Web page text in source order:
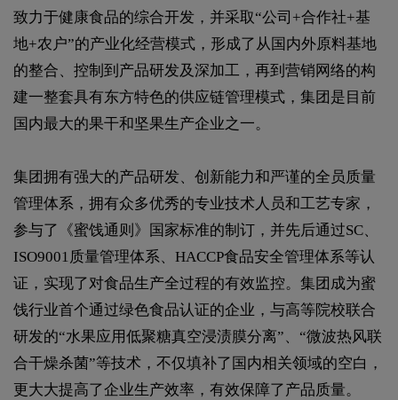
致力于健康食品的综合开发，并采取“公司+合作社+基
地+农户”的产业化经营模式，形成了从国内外原料基地
的整合、控制到产品研发及深加工，再到营销网络的构
建一整套具有东方特色的供应链管理模式，集团是目前
国内最大的果干和坚果生产企业之一。
集团拥有强大的产品研发、创新能力和严谨的全员质量
管理体系，拥有众多优秀的专业技术人员和工艺专家，
参与了《蜜饯通则》国家标准的制订，并先后通过SC、
ISO9001质量管理体系、HACCP食品安全管理体系等认
证，实现了对食品生产全过程的有效监控。集团成为蜜
饯行业首个通过绿色食品认证的企业，与高等院校联合
研发的“水果应用低聚糖真空浸渍膜分离”、“微波热风联
合干燥杀菌”等技术，不仅填补了国内相关领域的空白，
更大大提高了企业生产效率，有效保障了产品质量。